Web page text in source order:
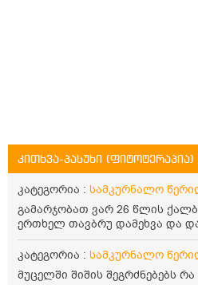
კითხვა-პასუხი (ფიტოტერაპია)
კატეგორია : სამკურნალო
გამარჯობათ ვარ 26 წლის
ერთხელ თავბრუ დამეხვა და
დამეწყო შიშები ვეღარ
ასე ცუდად არ გავხდარიყავი
მეტინდა კიდე მეხვევა თავბრუ
კატეგორია : სამკურნალო
მუცელში შიშის შეგრძნებებს